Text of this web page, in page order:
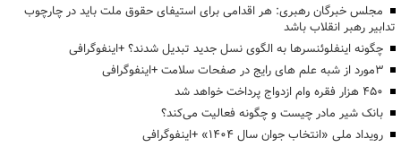
مجلس خبرگان رهبری: هر اقدامی برای استیفای حقوق ملت باید در چارچوب
تدابیر رهبر انقلاب باشد
چگونه اینفلوئنسرها به الگوی نسل جدید تبدیل شدند؟ +اینفوگرافی
3مورد از شبه علم های رایج در صفحات سلامت +اینفوگرافی
۴۵۰ هزار فقره وام ازدواج پرداخت خواهد شد
بانک شیر مادر چیست و چگونه فعالیت می‌کند؟
رویداد ملی «انتخاب جوان سال ۱۴۰۴» +اینفوگرافی